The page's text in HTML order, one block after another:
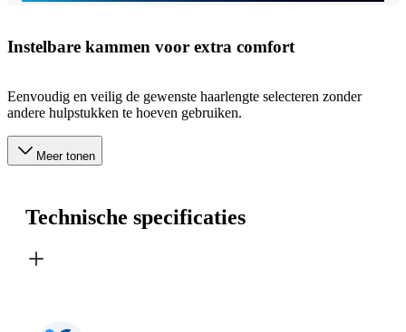
Instelbare kammen voor extra comfort
Eenvoudig en veilig de gewenste haarlengte selecteren zonder
andere hulpstukken te hoeven gebruiken.
Meer tonen
Technische specificaties